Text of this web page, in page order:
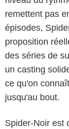
remettent pas
épisodes,
proposition
des séries de
un casting
ce qu'on
jusqu'au bout.
Spider-Noir est